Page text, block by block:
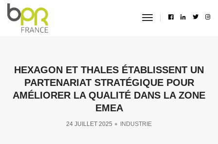
toggle
HEXAGON ET THALES ÉTABLISSENT UN
PARTENARIAT STRATÉGIQUE POUR
AMÉLIORER LA QUALITÉ DANS LA ZONE
EMEA
24 JUILLET 2025 INDUSTRIE